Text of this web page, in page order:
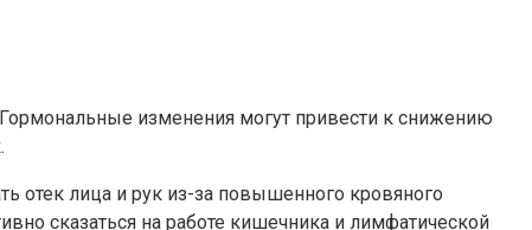
изменения могут привести к снижению
отек лица и рук из-за повышенного кровяного
сказаться на работе кишечника и лимфатической